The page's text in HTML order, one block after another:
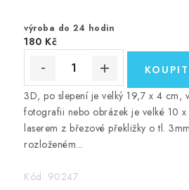
výroba do 24 hodin
180 Kč
3D, po slepení je velký 19,7 x 4 cm,
fotografii nebo obrázek je velké 10
laserem z březové překližky o tl.
rozloženém...
Kód: 90247